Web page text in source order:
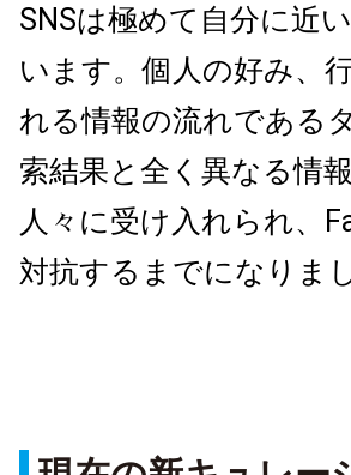
SNSは極めて自分に近
います。個人の好み、
れる情報の流れである
索結果と全く異なる情
人々に受け入れられ、
対抗するまでになりま